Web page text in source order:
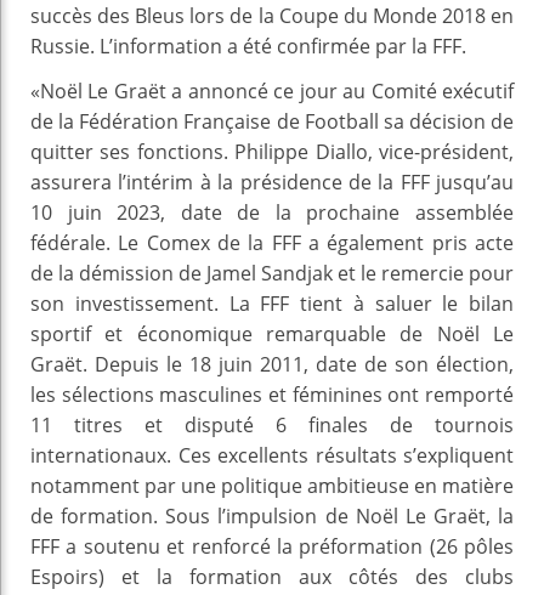
succès des Bleus lors de la Coupe du Monde 2018 en
Russie. L’information a été confirmée par la FFF.
«Noël Le Graët a annoncé ce jour au Comité exécutif
de la Fédération Française de Football sa décision de
quitter ses fonctions. Philippe Diallo, vice-président,
assurera l’intérim à la présidence de la FFF jusqu’au
10 juin 2023, date de la prochaine assemblée
fédérale. Le Comex de la FFF a également pris acte
de la démission de Jamel Sandjak et le remercie pour
son investissement. La FFF tient à saluer le bilan
sportif et économique remarquable de Noël Le
Graët. Depuis le 18 juin 2011, date de son élection,
les sélections masculines et féminines ont remporté
11 titres et disputé 6 finales de tournois
internationaux. Ces excellents résultats s’expliquent
notamment par une politique ambitieuse en matière
de formation. Sous l’impulsion de Noël Le Graët, la
FFF a soutenu et renforcé la préformation (26 pôles
Espoirs) et la formation aux côtés des clubs